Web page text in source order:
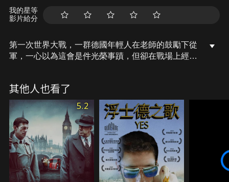
我的星等
影片給分
第一次世界大戰，一群德國年輕人在老師的鼓勵下從
軍，一心以為這會是件光榮事蹟，但卻在戰場上經歷
出十分動人心弦。
其他人也看了
5.2